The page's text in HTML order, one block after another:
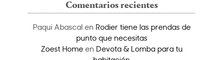
Comentarios recientes
Paqui Abascalen Rodier tiene las prendas de
punto que necesitas
Zoest Homeen Devota & Lomba para tu